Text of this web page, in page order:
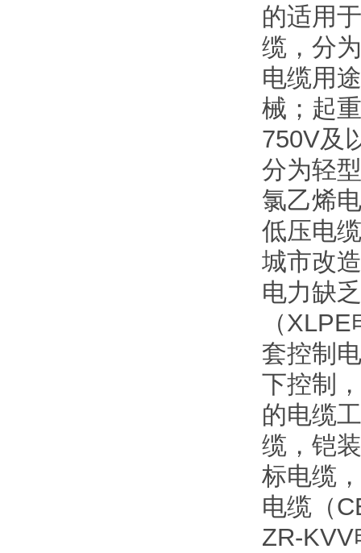
的适用
缆，分
电缆用
械；起
750V及
分为轻
氯乙烯
低压电
城市改
电力缺
（
套控制
下控制
的电缆
缆，铠
标电缆
电缆（
ZR-